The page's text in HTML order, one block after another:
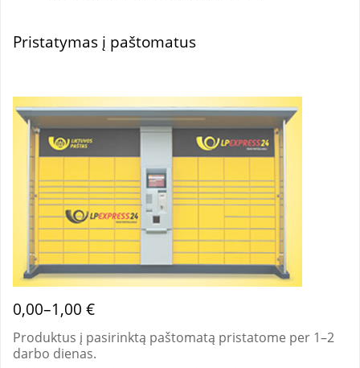
Pristatymas į paštomatus
0,00–1,00 €
Produktus į pasirinktą paštomatą pristatome per 1–2
darbo dienas.